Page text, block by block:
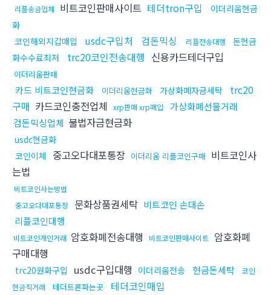
리플송금업체 비트코인판매사이트 테더tron구입
이더리움현금
화
코인해외지갑매입
usdc구입처 검돈믹싱 리플전송대행
돈현금
화수수료최저
trc20코인전송대행 신용카드테더구입
이더리움판매
카드 비트코인현금화 이더리움현금화 가상화폐자금세탁
trc20
구매 카드코인충전업체 xrp판매 xrp매입
가상화폐선물거래
검돈믹싱업체 불법자금현금화
usdc현금화
코인이체 중고오다대포통장 이더리움 리플코인구매 비트코인사
는법
비트코인사는방법
중고오다대포통장 문화상품권세탁 비트코인 손대손
리플코인대행
비트코인개인거래 암호화폐전송대행 비트코인판매사이트
암호화폐
구매대행
trc20원화구입 usdc구입대행 이더리움전송 현금돈세탁
코인
현금직거래
테더트론파는곳 테더코인매입